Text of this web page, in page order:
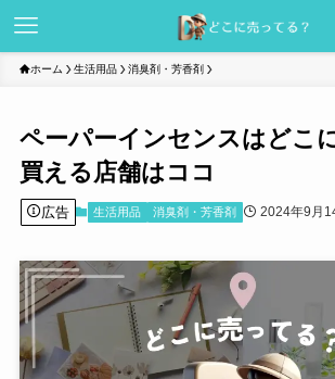
ホーム 生活用品 消臭剤・芳香剤
ペーパーインセンスはどこ
買える店舗はココ
広告 生活用品 消臭剤・芳香剤 2024年9月